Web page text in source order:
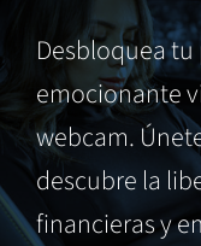
Desbloquea
emocionante
webcam.
descubre la
financieras y